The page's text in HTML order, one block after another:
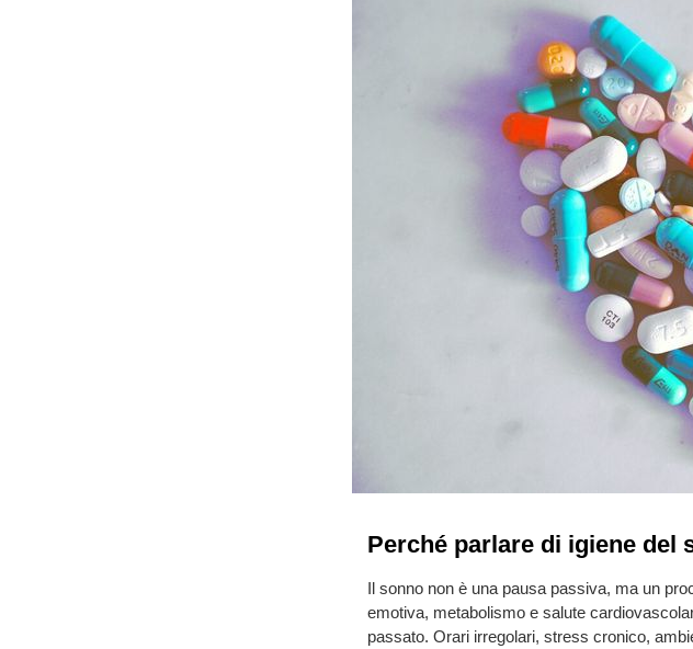
Perché parlare di igiene del
Il sonno non è una pausa passiva, ma un
emotiva, metabolismo e salute
passato. Orari irregolari, stress cronico,